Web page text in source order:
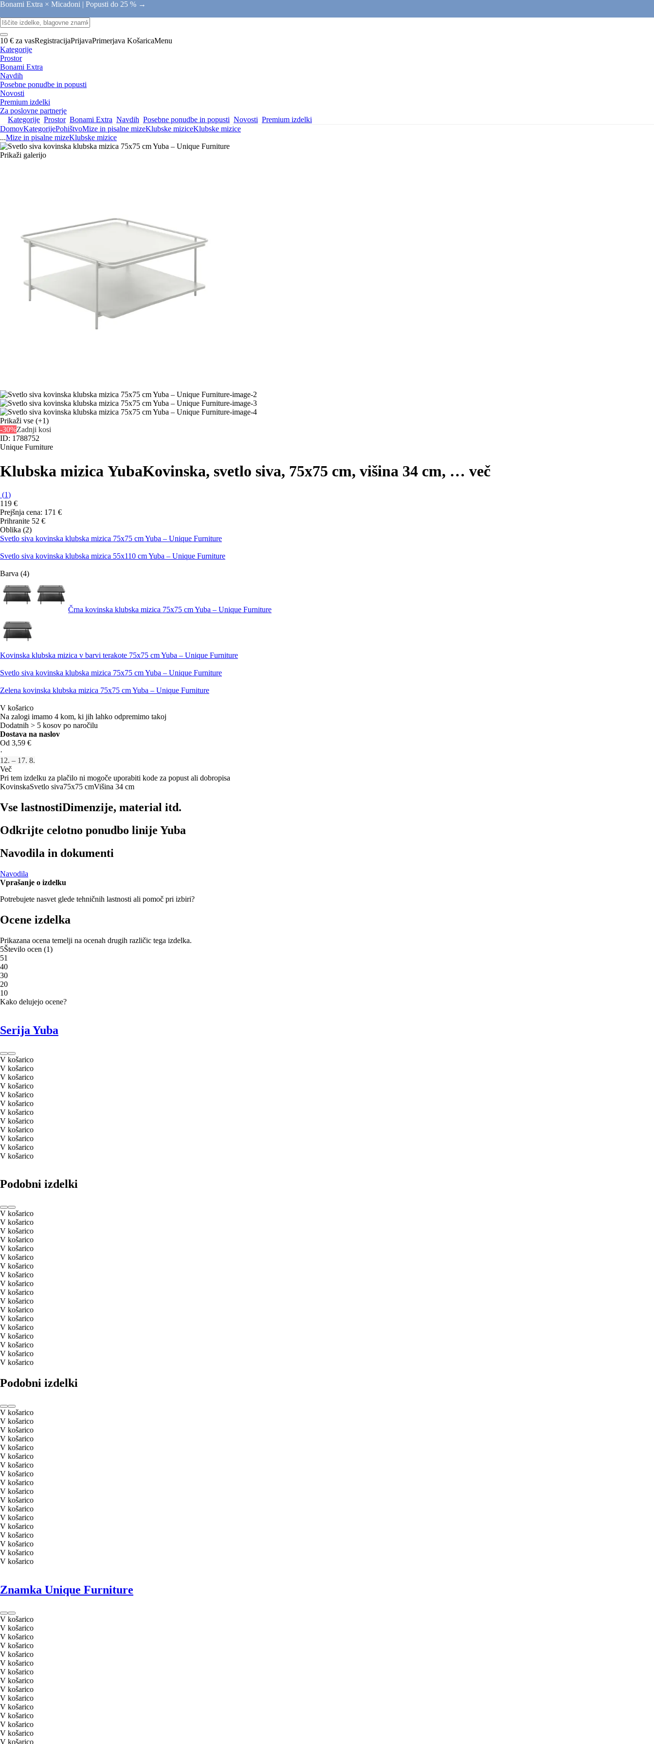
Bonami Extra × Micadoni | Popusti do 25 % →
10 € za vasRegistracijaPrijavaPrimerjava KošaricaMenu
Kategorije
Prostor
Bonami Extra
Navdih
Posebne ponudbe in popusti
Novosti
Premium izdelki
Za poslovne partnerje
Kategorije Prostor Bonami Extra Navdih Posebne ponudbe in popusti Novosti Premium izdelki
DomovKategorijePohištvoMize in pisalne mizeKlubske miziceKlubske mizice
...Mize in pisalne mizeKlubske mizice
Prikaži galerijo
Prikaži vse (+1)
-30%Zadnji kosi
ID: 1788752
Unique Furniture
Klubska mizica YubaKovinska, svetlo siva, 75x75 cm, višina 34 cm, … več
(1)
119 €
Prejšnja cena: 171 €
Prihranite 52 €
Oblika (2)
Svetlo siva kovinska klubska mizica 75x75 cm Yuba – Unique Furniture
Svetlo siva kovinska klubska mizica 55x110 cm Yuba – Unique Furniture
Barva (4)
Črna kovinska klubska mizica 75x75 cm Yuba – Unique Furniture
Kovinska klubska mizica v barvi terakote 75x75 cm Yuba – Unique Furniture
Svetlo siva kovinska klubska mizica 75x75 cm Yuba – Unique Furniture
Zelena kovinska klubska mizica 75x75 cm Yuba – Unique Furniture
V košarico
Na zalogi imamo 4 kom, ki jih lahko odpremimo takoj
Dodatnih > 5 kosov po naročilu
Dostava na naslov
Od 3,59 €
·
12. – 17. 8.
Več
Pri tem izdelku za plačilo ni mogoče uporabiti kode za popust ali dobropisa
KovinskaSvetlo siva75x75 cmVišina 34 cm
Vse lastnostiDimenzije, material itd.
Odkrijte celotno ponudbo linije Yuba
Navodila in dokumenti
Navodila
Vprašanje o izdelku
Potrebujete nasvet glede tehničnih lastnosti ali pomoč pri izbiri?
Ocene izdelka
Prikazana ocena temelji na ocenah drugih različic tega izdelka.
5Število ocen (1)
51
40
30
20
10
Kako delujejo ocene?
Serija Yuba
V košarico
V košarico
V košarico
V košarico
V košarico
V košarico
V košarico
V košarico
V košarico
V košarico
V košarico
V košarico
Podobni izdelki
V košarico
V košarico
V košarico
V košarico
V košarico
V košarico
V košarico
V košarico
V košarico
V košarico
V košarico
V košarico
V košarico
V košarico
V košarico
V košarico
V košarico
V košarico
Podobni izdelki
V košarico
V košarico
V košarico
V košarico
V košarico
V košarico
V košarico
V košarico
V košarico
V košarico
V košarico
V košarico
V košarico
V košarico
V košarico
V košarico
V košarico
V košarico
Znamka Unique Furniture
V košarico
V košarico
V košarico
V košarico
V košarico
V košarico
V košarico
V košarico
V košarico
V košarico
V košarico
V košarico
V košarico
V košarico
V košarico